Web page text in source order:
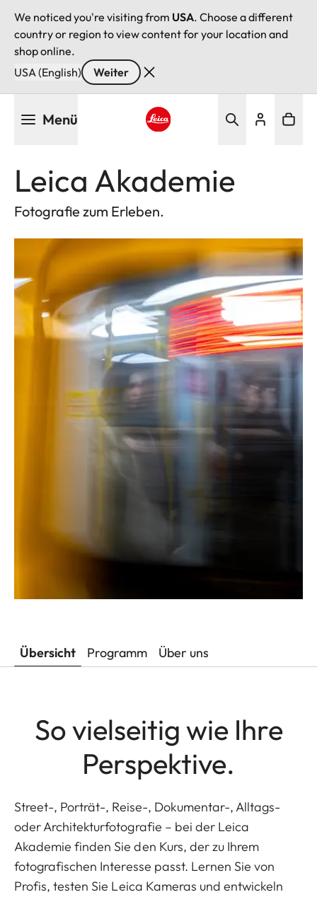
We noticed you're visiting from USA. Choose a different
country or region to view content for your location and
shop online.
USA (English)
Weiter
Menü
Leica Akademie
Fotografie zum Erleben.
Übersicht Programm Über uns
So vielseitig wie Ihre
Perspektive.
Street-, Porträt-, Reise-, Dokumentar-, Alltags-
oder Architekturfotografie – bei der Leica
Akademie finden Sie den Kurs, der zu Ihrem
fotografischen Interesse passt. Lernen Sie von
Profis, testen Sie Leica Kameras und entwickeln